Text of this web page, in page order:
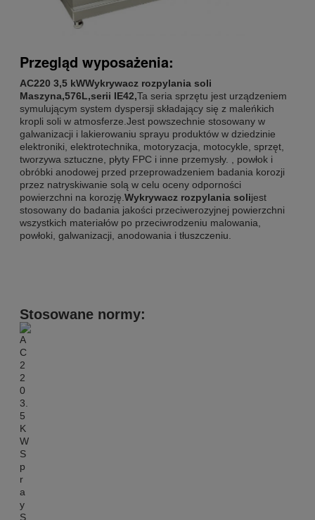
Przegląd wyposażenia:
AC220 3,5 kWWykrywacz rozpylania soli
Maszyna,576L,serii IE42,Ta seria sprzętu jest urządzeniem
symulującym system dyspersji składający się z maleńkich
kropli soli w atmosferze.Jest powszechnie stosowany w
galwanizacji i lakierowaniu sprayu produktów w dziedzinie
elektroniki, elektrotechnika, motoryzacja, motocykle, sprzęt,
tworzywa sztuczne, płyty FPC i inne przemysły. , powłok i
obróbki anodowej przed przeprowadzeniem badania korozji
przez natryskiwanie solą w celu oceny odporności
powierzchni na korozję. Wykrywacz rozpylania solijest
stosowany do badania jakości przeciwerozyjnej powierzchni
wszystkich materiałów po przeciwrodzeniu malowania,
powłoki, galwanizacji, anodowania i tłuszczeniu.
Stosowane normy: